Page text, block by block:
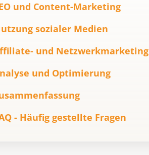
und Content-Marketing
sozialer Medien
und Netzwerkmarketing
und Optimierung
- Häufig gestellte Fragen